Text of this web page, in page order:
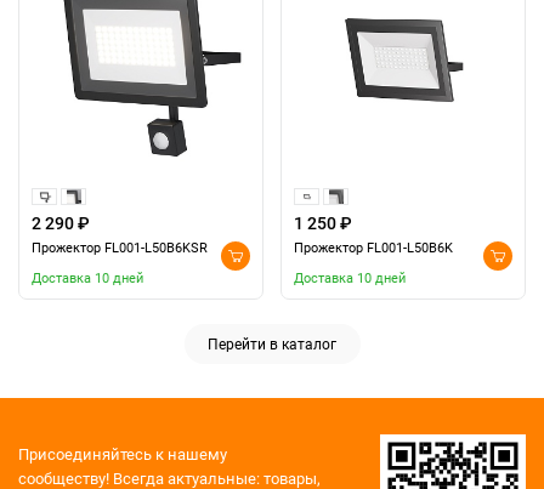
2 290 ₽
Прожектор FL001-L50B6KSR
Доставка 10 дней
1 250 ₽
Прожектор FL001-L50B6K
Доставка 10 дней
Перейти в каталог
Присоединяйтесь к нашему
сообществу! Всегда актуальные: товары,